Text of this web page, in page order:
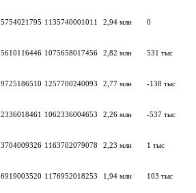
5754021795 1135740001011 2,94 млн 0
5610116446 1075658017456 2,82 млн 531 тыс
9725186510 1257700240093 2,77 млн -138 тыс
2336018461 1062336004653 2,26 млн -537 тыс
3704009326 1163702079078 2,23 млн 1 тыс
6919003520 1176952018253 1,94 млн 103 тыс